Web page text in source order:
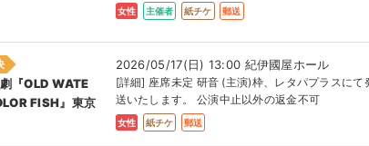
女性 主催者 紙チケ 郵送
『OLD WATE
FISH』東京
2026/05/17(日) 13:00 紀伊國屋ホール
[詳細] 座席未定 研音 (主演)枠、レタパプラスにて
送いたします。 公演中止以外の返金不可
女性 紙チケ 郵送